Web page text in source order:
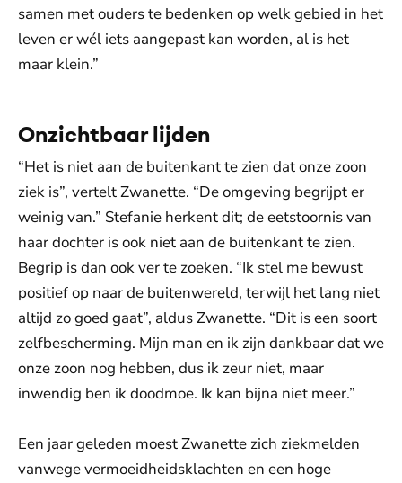
samen met ouders te bedenken op welk gebied in het
leven er wél iets aangepast kan worden, al is het
maar klein.”
Onzichtbaar lijden
“Het is niet aan de buitenkant te zien dat onze zoon
ziek is”, vertelt Zwanette. “De omgeving begrijpt er
weinig van.” Stefanie herkent dit; de eetstoornis van
haar dochter is ook niet aan de buitenkant te zien.
Begrip is dan ook ver te zoeken. “Ik stel me bewust
positief op naar de buitenwereld, terwijl het lang niet
altijd zo goed gaat”, aldus Zwanette. “Dit is een soort
zelfbescherming. Mijn man en ik zijn dankbaar dat we
onze zoon nog hebben, dus ik zeur niet, maar
inwendig ben ik doodmoe. Ik kan bijna niet meer.”
Een jaar geleden moest Zwanette zich ziekmelden
vanwege vermoeidheidsklachten en een hoge